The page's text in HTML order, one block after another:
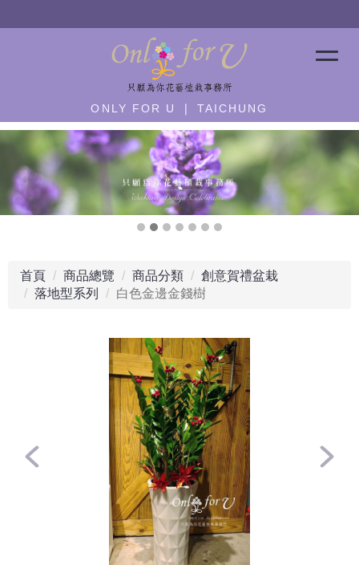
ONLY FOR U ❘ TAICHUNG
首頁 商品總覽 商品分類
創意賀禮盆栽
落地型系列
白色金邊金錢樹
營業公告：急單－歡迎加 line ID:@only4u